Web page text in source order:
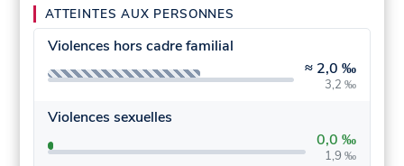
ATTEINTES AUX PERSONNES
Violences hors cadre familial
≈ 2,0 ‰
3,2 ‰
Violences sexuelles
0,0 ‰
1,9 ‰